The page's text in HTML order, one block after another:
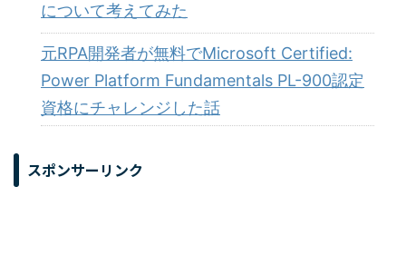
について考えてみた
元RPA開発者が無料でMicrosoft Certified:
Power Platform Fundamentals PL-900認定
資格にチャレンジした話
スポンサーリンク